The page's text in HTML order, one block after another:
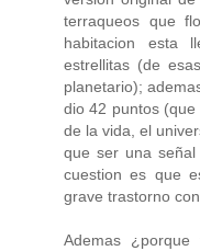
terraqueos que
habitacion esta
estrellitas (de
planetario);
dio 42 puntos
de la vida, el
que ser una
cuestion es que
grave trastorno
Ademas